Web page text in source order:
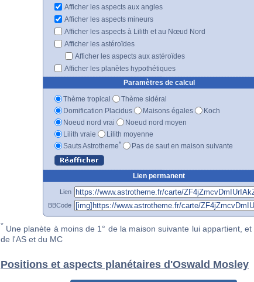
Afficher les aspects aux angles
Afficher les aspects mineurs
Afficher les aspects à Lilith et au Nœud Nord
Afficher les astéroïdes
Afficher les aspects aux astéroïdes
Afficher les planètes hypothétiques
Paramètres de calcul
Thème tropical
Thème sidéral
Domification Placidus
Maisons égales
Koch
Noeud nord vrai
Noeud nord moyen
Lilith vraie
Lilith moyenne
Sauts Astrotheme* Pas de saut en maison suivante
Lien permanent
Lien
BBCode
* Une planète à moins de 1° de la maison suivante lui appartient, et
de l'AS et du MC
Positions et aspects planétaires d'Oswald Mosley